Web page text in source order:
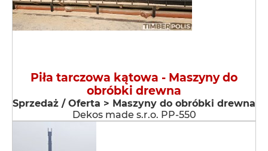
Piła tarczowa kątowa - Maszyny do
obróbki drewna
Sprzedaż / Oferta > Maszyny do obróbki drewna
Dekos made s.r.o. PP-550